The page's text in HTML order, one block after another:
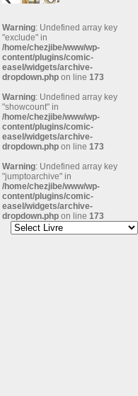
Warning: Undefined array key
"exclude" in
/home/chezjibe/www/wp-
content/plugins/comic-
easel/widgets/archive-
dropdown.php on line 173
Warning: Undefined array key
"showcount" in
/home/chezjibe/www/wp-
content/plugins/comic-
easel/widgets/archive-
dropdown.php on line 173
Warning: Undefined array key
"jumptoarchive" in
/home/chezjibe/www/wp-
content/plugins/comic-
easel/widgets/archive-
dropdown.php on line 173